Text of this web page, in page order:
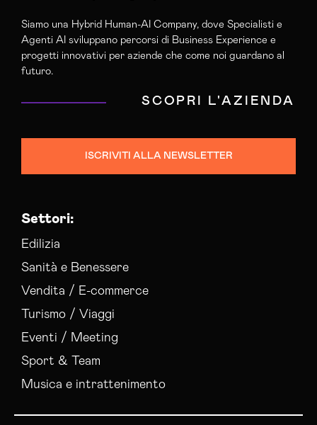
Siamo una Hybrid Human-AI Company, dove Specialisti e
Agenti AI sviluppano percorsi di Business Experience e
progetti innovativi per aziende che come noi guardano al
futuro.
SCOPRI L'AZIENDA
ISCRIVITI ALLA NEWSLETTER
Settori:
Edilizia
Sanità e Benessere
Vendita / E-commerce
Turismo / Viaggi
Eventi / Meeting
Sport & Team
Musica e intrattenimento